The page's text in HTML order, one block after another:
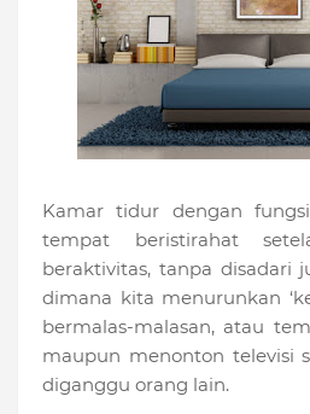
Kamar tidur dengan
tempat beristirahat
beraktivitas, tanpa disadari
dimana kita menurunkan
bermalas-malasan, atau
maupun menonton televisi
diganggu orang lain.